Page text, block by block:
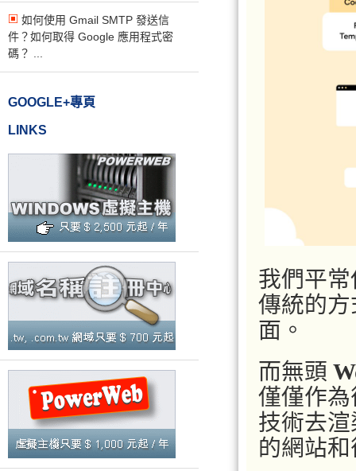
如何使用 Gmail SMTP 發送信
件？如何取得 Google 應用程式密
碼？ ...
GOOGLE+專頁
LINKS
我們平
傳統的
面。
而無頭
僅僅作
技術去
的網站